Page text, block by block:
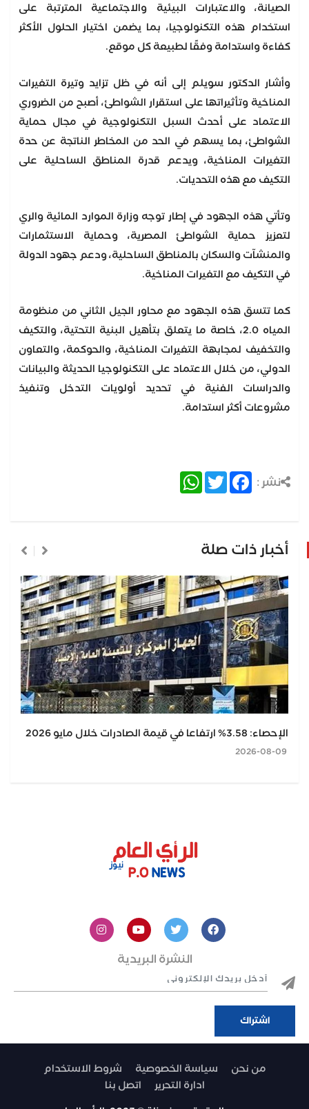
الصيانة، والاعتبارات البيئية والاجتماعية المترتبة على
استخدام هذه التكنولوجيا، بما يضمن اختيار الحلول الأكثر
كفاءة واستدامة وفقًا لطبيعة كل موقع.
وأشار الدكتور سويلم إلى أنه في ظل تزايد وتيرة التغيرات
المناخية وتأثيراتها على استقرار الشواطئ، أصبح من الضروري
الاعتماد على أحدث السبل التكنولوجية في مجال حماية
الشواطئ، بما يسهم في الحد من المخاطر الناتجة عن حدة
التغيرات المناخية، ويدعم قدرة المناطق الساحلية على
التكيف مع هذه التحديات.
وتأتي هذه الجهود في إطار توجه وزارة الموارد المائية والري
لتعزيز حماية الشواطئ المصرية، وحماية الاستثمارات
والمنشآت والسكان بالمناطق الساحلية، ودعم جهود الدولة
في التكيف مع التغيرات المناخية.
كما تتسق هذه الجهود مع محاور الجيل الثاني من منظومة
المياه 2.0، خاصة ما يتعلق بتأهيل البنية التحتية، والتكيف
والتخفيف لمجابهة التغيرات المناخية، والحوكمة، والتعاون
الدولي، من خلال الاعتماد على التكنولوجيا الحديثة والبيانات
والدراسات الفنية في تحديد أولويات التدخل وتنفيذ
مشروعات أكثر استدامة.
نشر : Facebook
Twitter
WhatsApp
أخبار ذات صلة
الإحصاء: 3.58% ارتفاعا في قيمة الصادرات خلال مايو 2026
النشرة البريدية
من نحن سياسة الخصوصية
شروط الاستخدام
ادارة التحرير
اتصل بنا